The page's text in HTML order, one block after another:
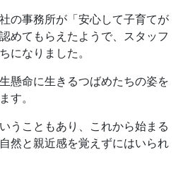
の事務所が「安心して子育てが
めてもらえたようで、スタッフ
になりました。
懸命に生きるつばめたちの姿を
す。
うこともあり、これから始まる
然と親近感を覚えずにはいられ